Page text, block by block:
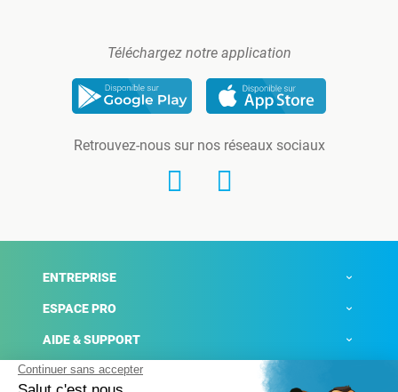
Téléchargez notre application
Retrouvez-nous sur nos réseaux sociaux
ENTREPRISE
ESPACE PRO
AIDE & SUPPORT
ACTUALITÉS